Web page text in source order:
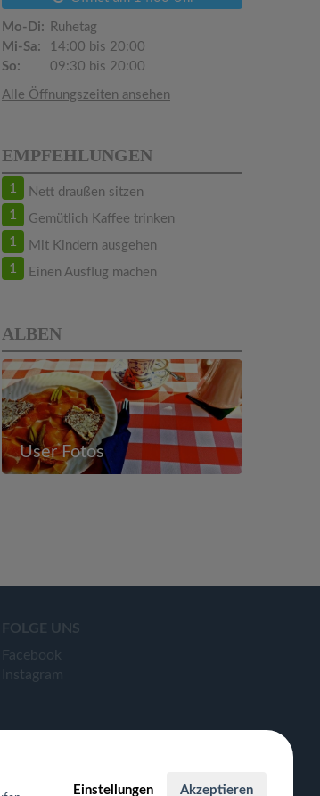
Mo-Di:
Ruhetag
Mi-Sa:
14:00 bis 20:00
So:
09:30 bis 20:00
Alle Öffnungszeiten ansehen
EMPFEHLUNGEN
1 Nett draußen sitzen
1 Gemütlich Kaffee trinken
1 Mit Kindern ausgehen
1 Einen Ausflug machen
ALBEN
User Fotos
FOLGE UNS
Facebook
Instagram
Einstellungen Akzeptieren